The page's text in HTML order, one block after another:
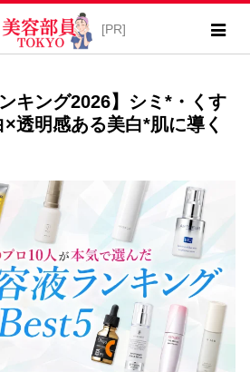
キング2026】シミ*・くす
透明感ある美白*肌に導く